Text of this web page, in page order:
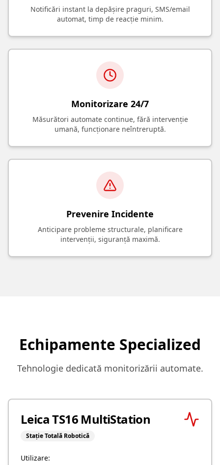
Notificări instant la depășire praguri, SMS/email
automat, timp de reacție minim.
Monitorizare 24/7
Măsurători automate continue, fără intervenție
umană, funcționare neîntreruptă.
Prevenire Incidente
Anticipare probleme structurale, planificare
intervenții, siguranță maximă.
Echipamente Specialized
Tehnologie dedicată monitorizării automate.
Leica TS16 MultiStation
Stație Totală Robotică
Utilizare: